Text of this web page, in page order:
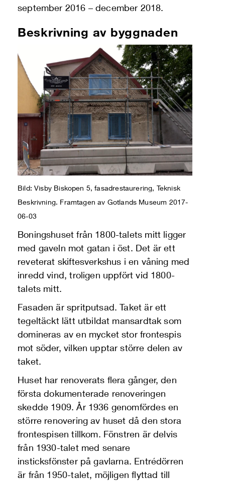
september 2016 – december 2018.
Beskrivning av byggnaden
Bild: Visby Biskopen 5, fasadrestaurering, Teknisk
Beskrivning. Framtagen av Gotlands Museum 2017-
06-03
Boningshuset från 1800-talets mitt ligger
med gaveln mot gatan i öst. Det är ett
reveterat skiftesverkshus i en våning med
inredd vind, troligen uppfört vid 1800-
talets mitt.
Fasaden är spritputsad. Taket är ett
tegeltäckt lätt utbildat mansardtak som
domineras av en mycket stor frontespis
mot söder, vilken upptar större delen av
taket.
Huset har renoverats flera gånger, den
första dokumenterade renoveringen
skedde 1909. År 1936 genomfördes en
större renovering av huset då den stora
frontespisen tillkom. Fönstren är delvis
från 1930-talet med senare
insticksfönster på gavlarna. Entrédörren
är från 1950-talet, möjligen flyttad till